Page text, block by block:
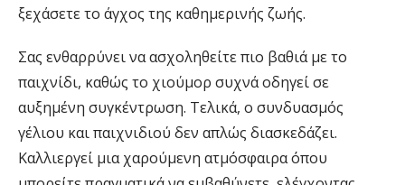
ξεχάσετε το άγχος της καθημερινής ζωής.
Σας ενθαρρύνει να ασχοληθείτε πιο βαθιά με το
παιχνίδι, καθώς το χιούμορ συχνά οδηγεί σε
αυξημένη συγκέντρωση. Τελικά, ο συνδυασμός
γέλιου και παιχνιδιού δεν απλώς διασκεδάζει.
Καλλιεργεί μια χαρούμενη ατμόσφαιρα όπου